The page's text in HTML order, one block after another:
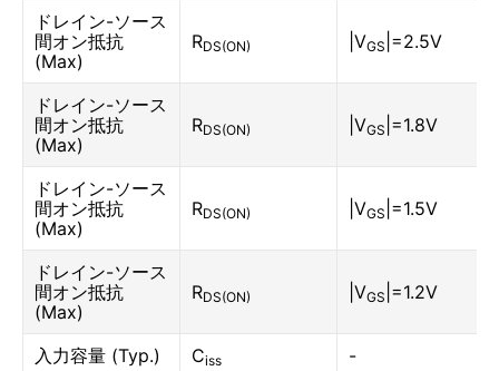
ドレイン-ソース
間オン抵抗
(Max)
RDS(ON) |VGS |=2.5V
ドレイン-ソース
間オン抵抗
(Max)
RDS(ON) |VGS |=1.8V
ドレイン-ソース
間オン抵抗
(Max)
RDS(ON) |VGS |=1.5V
ドレイン-ソース
間オン抵抗
(Max)
RDS(ON) |VGS |=1.2V
入力容量 (Typ.) Ciss -